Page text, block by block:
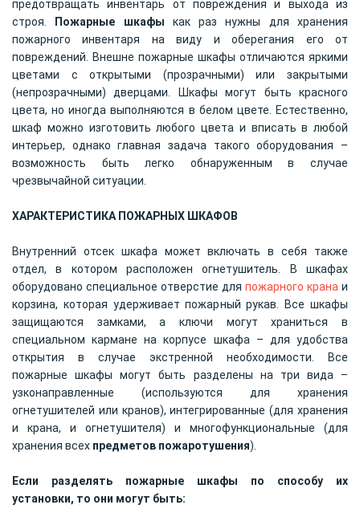
предотвращать инвентарь от повреждения и выхода из
строя.
Пожарные шкафы как раз нужны для хранения
пожарного инвентаря на виду и оберегания его от
повреждений. Внешне пожарные шкафы отличаются яркими
цветами с открытыми (прозрачными) или закрытыми
(непрозрачными) дверцами. Шкафы могут быть красного
цвета, но иногда выполняются в белом цвете. Естественно,
шкаф можно изготовить любого цвета и вписать в любой
интерьер, однако главная задача такого оборудования –
возможность быть легко обнаруженным в случае
чрезвычайной ситуации.
ХАРАКТЕРИСТИКА ПОЖАРНЫХ ШКАФОВ
Внутренний отсек шкафа может включать в себя также
отдел, в котором расположен огнетушитель. В шкафах
оборудовано специальное отверстие для пожарного крана и
корзина, которая удерживает пожарный рукав. Все шкафы
защищаются замками, а ключи могут храниться в
специальном кармане на корпусе шкафа – для удобства
открытия в случае экстренной необходимости. Все
пожарные шкафы могут быть разделены на три вида –
узконаправленные (используются для хранения
огнетушителей или кранов), интегрированные (для хранения
и крана, и огнетушителя) и многофункциональные (для
хранения всех предметов пожаротушения).
Если разделять пожарные шкафы по способу их
установки, то они могут быть: